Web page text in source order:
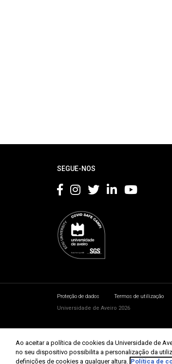
SEGUE-NOS
Proteção de dados Termos de utilização
Universidade de Aveiro 2026
Ao aceitar a política de cookies da Universidade de
no seu dispositivo possibilita a personalização da
definições de cookies a qualquer altura. Política de